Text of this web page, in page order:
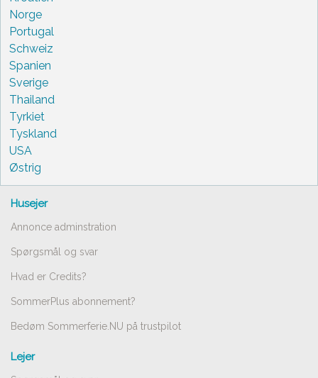
Norge
Portugal
Schweiz
Spanien
Sverige
Thailand
Tyrkiet
Tyskland
USA
Østrig
Husejer
Annonce adminstration
Spørgsmål og svar
Hvad er Credits?
SommerPlus abonnement?
Bedøm Sommerferie.NU på trustpilot
Lejer